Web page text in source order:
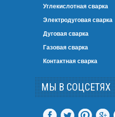
Углекислотная сварка
Электродуговая сварка
Дуговая сварка
Газовая сварка
Контактная сварка
МЫ В СОЦСЕТЯХ